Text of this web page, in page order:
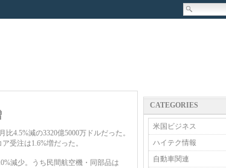
4.5%減の3320億5000万ドルだった。
受注は1.6%増だった。
減少。うち民間航空機・同部品は
CATEGORIES
米国ビジネス
ハイテク情報
自動車関連